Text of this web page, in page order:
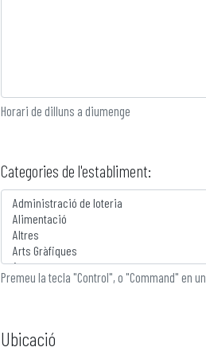
Horari de dilluns a diumenge
Categories de l'establiment:
Premeu la tecla "Control", o "Command" en
Ubicació